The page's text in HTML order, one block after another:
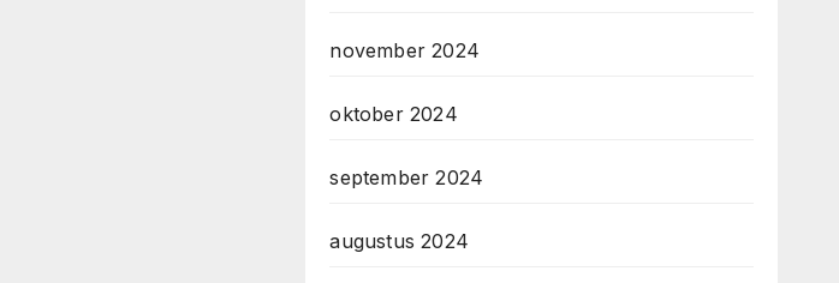
november 2024
oktober 2024
september 2024
augustus 2024